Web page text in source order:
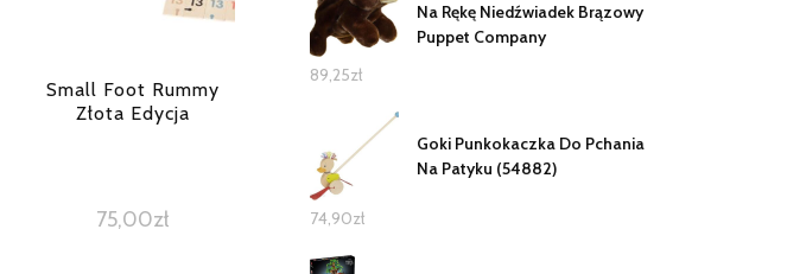
Small Foot Rummy
Złota Edycja
75,00zł
Na Rękę Niedźwiadek Brązowy
Puppet Company
89,25zł
Goki Punkokaczka Do Pchania
Na Patyku (54882)
74,90zł